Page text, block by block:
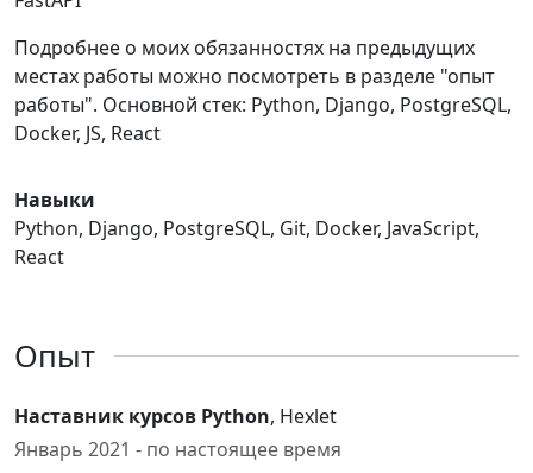
Подробнее о моих обязанностях на предыдущих
местах работы можно посмотреть в разделе "опыт
работы". Основной стек: Python, Django, PostgreSQL,
Docker, JS, React
Навыки
Python, Django, PostgreSQL, Git, Docker, JavaScript,
React
Опыт
Наставник курсов Python, Hexlet
Январь 2021 - по настоящее время